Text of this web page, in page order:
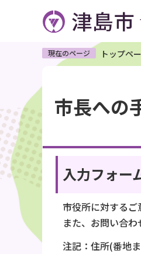
頭
で
す
現在のページ トップペ
こ
か
ら
市長への
入力フォー
市役所に対するご
また、お問い合
注記：住所(番地